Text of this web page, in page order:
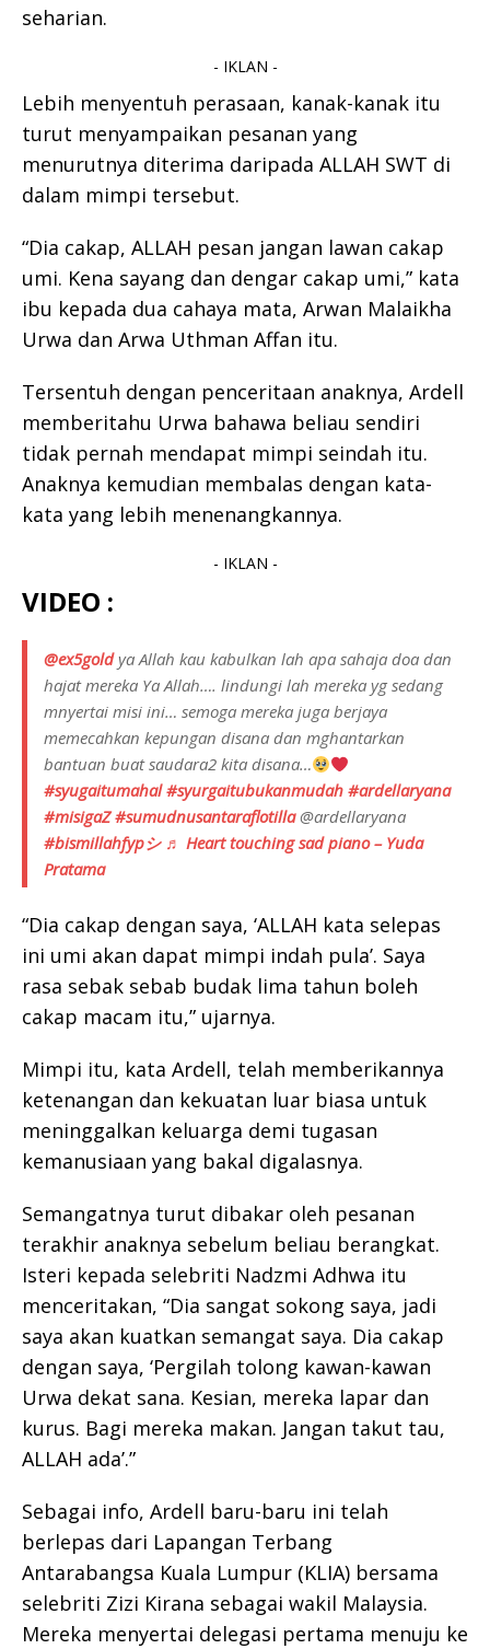
seharian.
- IKLAN -
Lebih menyentuh perasaan, kanak-kanak itu
turut menyampaikan pesanan yang
menurutnya diterima daripada ALLAH SWT di
dalam mimpi tersebut.
“Dia cakap, ALLAH pesan jangan lawan cakap
umi. Kena sayang dan dengar cakap umi,” kata
ibu kepada dua cahaya mata, Arwan Malaikha
Urwa dan Arwa Uthman Affan itu.
Tersentuh dengan penceritaan anaknya, Ardell
memberitahu Urwa bahawa beliau sendiri
tidak pernah mendapat mimpi seindah itu.
Anaknya kemudian membalas dengan kata-
kata yang lebih menenangkannya.
- IKLAN -
VIDEO :
@ex5goldya Allah kau kabulkan lah apa sahaja doa dan
hajat mereka Ya Allah…. lindungi lah mereka yg sedang
mnyertai misi ini… semoga mereka juga berjaya
memecahkan kepungan disana dan mghantarkan
bantuan buat saudara2 kita disana…
#syugaitumahal #syurgaitubukanmudah #ardellaryana
#misigaZ #sumudnusantaraflotilla@ardellaryana
#bismillahfypシ ♬ Heart touching sad piano – Yuda
Pratama
“Dia cakap dengan saya, ‘ALLAH kata selepas
ini umi akan dapat mimpi indah pula’. Saya
rasa sebak sebab budak lima tahun boleh
cakap macam itu,” ujarnya.
Mimpi itu, kata Ardell, telah memberikannya
ketenangan dan kekuatan luar biasa untuk
meninggalkan keluarga demi tugasan
kemanusiaan yang bakal digalasnya.
Semangatnya turut dibakar oleh pesanan
terakhir anaknya sebelum beliau berangkat.
Isteri kepada selebriti Nadzmi Adhwa itu
menceritakan, “Dia sangat sokong saya, jadi
saya akan kuatkan semangat saya. Dia cakap
dengan saya, ‘Pergilah tolong kawan-kawan
Urwa dekat sana. Kesian, mereka lapar dan
kurus. Bagi mereka makan. Jangan takut tau,
ALLAH ada’.”
Sebagai info, Ardell baru-baru ini telah
berlepas dari Lapangan Terbang
Antarabangsa Kuala Lumpur (KLIA) bersama
selebriti Zizi Kirana sebagai wakil Malaysia.
Mereka menyertai delegasi pertama menuju ke